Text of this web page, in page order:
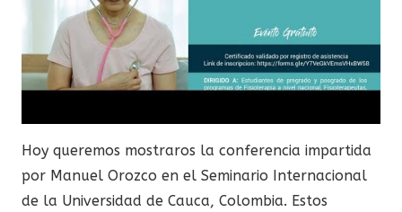
Hoy queremos mostraros la conferencia impartida
por Manuel Orozco en el Seminario Internacional
de la Universidad de Cauca, Colombia. Estos